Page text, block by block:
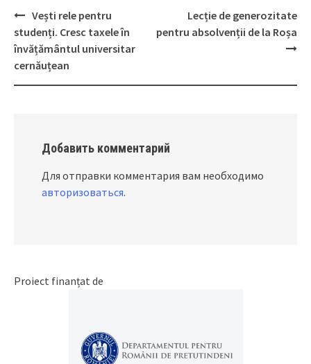
Post
navigation
Vești rele pentru
studenți. Cresc taxele în
învățământul universitar
cernăuțean
Lecție de generozitate
pentru absolvenții de la Roșa
Добавить комментарий
Для отправки комментария вам необходимо
авторизоваться.
Proiect finanțat de